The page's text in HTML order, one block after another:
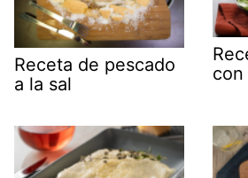
Receta de pescado
a la sal
con